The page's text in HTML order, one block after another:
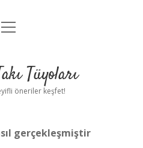
Uyarı
menüyü
Tüyoları
öneriler keşfet!
gerçekleşmiştir